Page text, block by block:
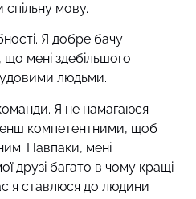
спільну мову.
Я добре бачу
мені здебільшого
людьми.
Я не намагаюся
компетентними, щоб
Навпаки, мені
друзі багато в чому кращі
я ставлюся до людини